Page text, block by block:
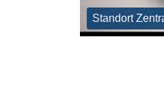
Standort